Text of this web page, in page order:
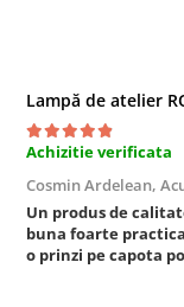
Masini de echilibrat
Piese de schimb
Achizitie verificata
Cosmin Ardelean,
Un produs de
buna foarte
o prinzi pe capota